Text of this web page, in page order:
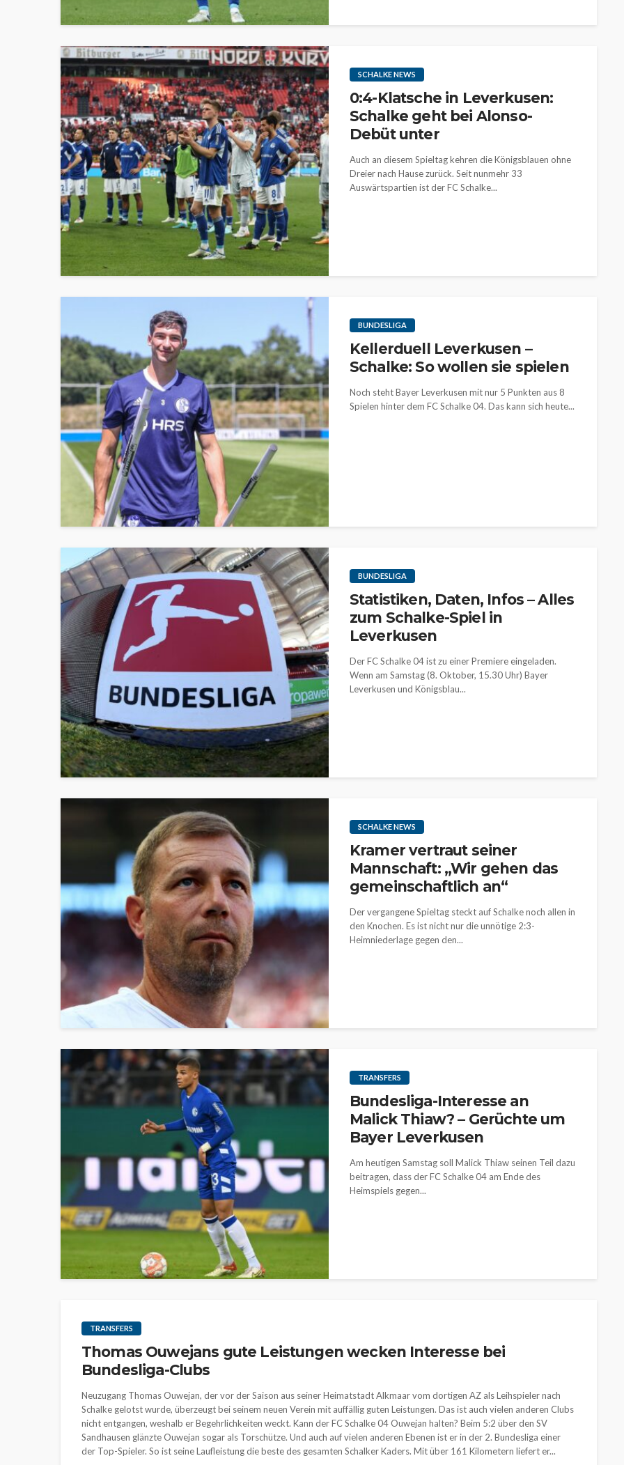
SCHALKE NEWS
0:4-Klatsche in Leverkusen:
Schalke geht bei Alonso-
Debüt unter
Auch an diesem Spieltag kehren die Königsblauen ohne
Dreier nach Hause zurück. Seit nunmehr 33
Auswärtspartien ist der FC Schalke...
BUNDESLIGA
Kellerduell Leverkusen –
Schalke: So wollen sie spielen
Noch steht Bayer Leverkusen mit nur 5 Punkten aus 8
Spielen hinter dem FC Schalke 04. Das kann sich heute...
BUNDESLIGA
Statistiken, Daten, Infos – Alles
zum Schalke-Spiel in
Leverkusen
Der FC Schalke 04 ist zu einer Premiere eingeladen.
Wenn am Samstag (8. Oktober, 15.30 Uhr) Bayer
Leverkusen und Königsblau...
SCHALKE NEWS
Kramer vertraut seiner
Mannschaft: „Wir gehen das
gemeinschaftlich an“
Der vergangene Spieltag steckt auf Schalke noch allen in
den Knochen. Es ist nicht nur die unnötige 2:3-
Heimniederlage gegen den...
TRANSFERS
Bundesliga-Interesse an
Malick Thiaw? – Gerüchte um
Bayer Leverkusen
Am heutigen Samstag soll Malick Thiaw seinen Teil dazu
beitragen, dass der FC Schalke 04 am Ende des
Heimspiels gegen...
TRANSFERS
Thomas Ouwejans gute Leistungen wecken Interesse bei
Bundesliga-Clubs
Neuzugang Thomas Ouwejan, der vor der Saison aus seiner Heimatstadt Alkmaar vom dortigen AZ als Leihspieler nach
Schalke gelotst wurde, überzeugt bei seinem neuen Verein mit auffällig guten Leistungen. Das ist auch vielen anderen Clubs
nicht entgangen, weshalb er Begehrlichkeiten weckt. Kann der FC Schalke 04 Ouwejan halten? Beim 5:2 über den SV
Sandhausen glänzte Ouwejan sogar als Torschütze. Und auch auf vielen anderen Ebenen ist er in der 2. Bundesliga einer
der Top-Spieler. So ist seine Laufleistung die beste des gesamten Schalker Kaders. Mit über 161 Kilometern liefert er...